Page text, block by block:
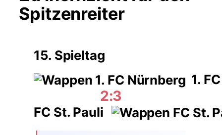
Spitzenreiter
15. Spieltag
1.
2:3
FC St. Pauli